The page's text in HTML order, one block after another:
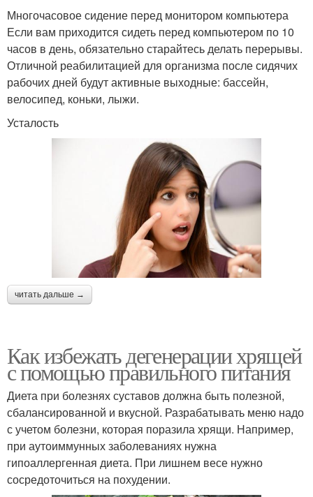
Многочасовое сидение перед монитором компьютера
Если вам приходится сидеть перед компьютером по 10
часов в день, обязательно старайтесь делать перерывы.
Отличной реабилитацией для организма после сидячих
рабочих дней будут активные выходные: бассейн,
велосипед, коньки, лыжи.
Усталость
читать дальше →
Как избежать дегенерации хрящей
с помощью правильного питания
Диета при болезнях суставов должна быть полезной,
сбалансированной и вкусной. Разрабатывать меню надо
с учетом болезни, которая поразила хрящи. Например,
при аутоиммунных заболеваниях нужна
гипоаллергенная диета. При лишнем весе нужно
сосредоточиться на похудении.